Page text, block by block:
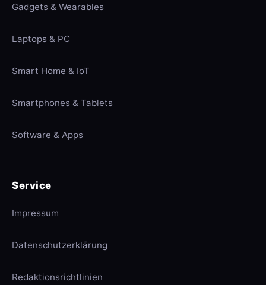
Gadgets & Wearables
Laptops & PC
Smart Home & IoT
Smartphones & Tablets
Software & Apps
Service
Impressum
Datenschutzerklärung
Redaktionsrichtlinien